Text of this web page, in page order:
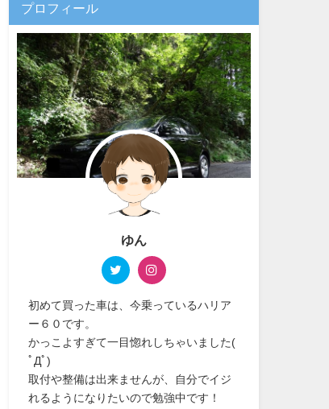
プロフィール
ゆん
初めて買った車は、今乗っているハリア
ー６０です。
かっこよすぎて一目惚れしちゃいました(
ﾟДﾟ)
取付や整備は出来ませんが、自分でイジ
れるようになりたいので勉強中です！